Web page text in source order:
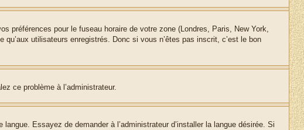
préférences pour le fuseau horaire de votre zone (Londres, Paris, New York,
utilisateurs enregistrés. Donc si vous n’êtes pas inscrit, c’est le bon
ce problème à l’administrateur.
Essayez de demander à l’administrateur d’installer la langue désirée. Si